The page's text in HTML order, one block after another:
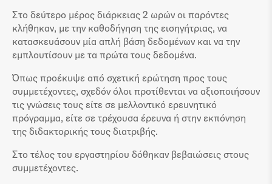
Στο δεύτερο μέρος διάρκειας 2 ωρών οι παρόντες
κλήθηκαν, με την καθοδήγηση της εισηγήτριας, να
κατασκευάσουν μία απλή βάση δεδομένων και να την
εμπλουτίσουν με τα πρώτα τους δεδομένα.
Όπως προέκυψε από σχετική ερώτηση προς τους
συμμετέχοντες, σχεδόν όλοι προτίθενται να αξιοποιήσουν
τις γνώσεις τους είτε σε μελλοντικό ερευνητικό
πρόγραμμα, είτε σε τρέχουσα έρευνα ή στην εκπόνηση
της διδακτορικής τους διατριβής.
Στο τέλος του εργαστηρίου δόθηκαν βεβαιώσεις στους
συμμετέχοντες.